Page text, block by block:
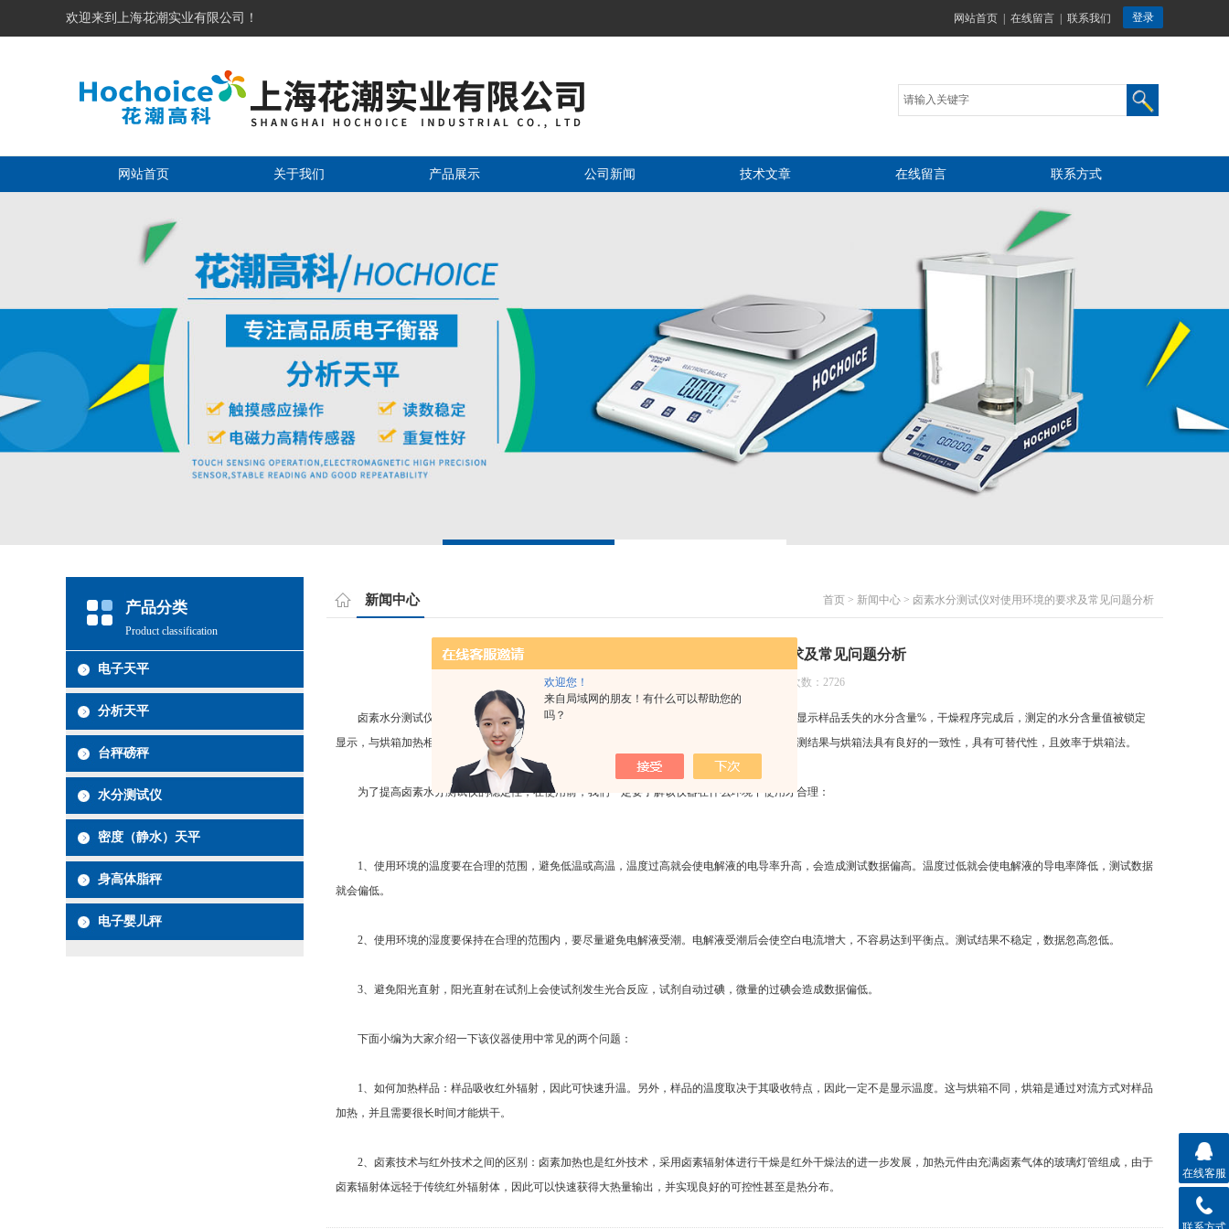
欢迎您！
来自局域网的朋友！有什么可以帮助您的
吗？
欢迎来到上海花潮实业有限公司！ 网站首页 在线留言 联系我们
网站首页 关于我们 产品展示 公司新闻 技术文章 在线留言 联系方式
产品分类
Product classification
电子天平
分析天平
台秤磅秤
水分测试仪
密度（静水）天平
身高体脂秤
电子婴儿秤
新闻中心 首页 > 新闻中心 > 卤素水分测试仪对使用环境的要求及常见问题分析
卤素水分测试仪对使用环境的要求及常见问题分析
发布日期：2022-12-02 浏览次数：2726
卤素水分测试仪采用环形管卤素加热方式，快速干燥样品，在干燥过程中，持续测量并即时显示样品丢失的水分含量%，干燥程序完成后，测定的水分含量值被锁定
显示，与烘箱加热相比，卤素加热可以在温下将样品均匀地快速干燥，样品表面不易受损，其检测结果与烘箱法具有良好的一致性，具有可替代性，且效率于烘箱法。
为了提高卤素水分测试仪的稳定性，在使用前，我们一定要了解该仪器在什么环境下使用才合理：
1、使用环境的温度要在合理的范围，避免低温或高温，温度过高就会使电解液的电导率升高，会造成测试数据偏高。温度过低就会使电解液的导电率降低，测试数据
就会偏低。
2、使用环境的湿度要保持在合理的范围内，要尽量避免电解液受潮。电解液受潮后会使空白电流增大，不容易达到平衡点。测试结果不稳定，数据忽高忽低。
3、避免阳光直射，阳光直射在试剂上会使试剂发生光合反应，试剂自动过碘，微量的过碘会造成数据偏低。
下面小编为大家介绍一下该仪器使用中常见的两个问题：
1、如何加热样品：样品吸收红外辐射，因此可快速升温。另外，样品的温度取决于其吸收特点，因此一定不是显示温度。这与烘箱不同，烘箱是通过对流方式对样品
加热，并且需要很长时间才能烘干。
2、卤素技术与红外技术之间的区别：卤素加热也是红外技术，采用卤素辐射体进行干燥是红外干燥法的进一步发展，加热元件由充满卤素气体的玻璃灯管组成，由于
卤素辐射体远轻于传统红外辐射体，因此可以快速获得大热量输出，并实现良好的可控性甚至是热分布。
在线客服